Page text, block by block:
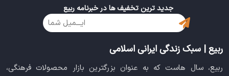
جدید ترین تخفیف ها در خبرنامه ربیع
ربیع | سبک زندگی ایرانی اسلامی
ربیع، سال هاست که به عنوان بزرگترین بازار محصولات فرهنگی،